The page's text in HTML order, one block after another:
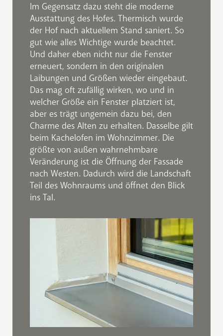
Im Gegensatz dazu steht die moderne
Ausstattung des Hofes. Thermisch wurde
der Hof nach aktuellem Stand saniert. So
gut wie alles Wichtige wurde beachtet.
Und daher eben nicht nur die Fenster
erneuert, sondern in den originalen
Laibungen und Größen wieder eingebaut.
Das mag oft zufällig wirken, wo und in
welcher Größe ein Fenster platziert ist,
aber es trägt ungemein dazu bei, den
Charme des Alten zu erhalten. Dasselbe gilt
beim Kachelofen im Wohnzimmer. Die
größte von außen wahrnehmbare
Veränderung ist die Öffnung der Fassade
nach Westen. Dadurch wird die Landschaft
Teil des Wohnraums und öffnet den Blick
ins Tal.